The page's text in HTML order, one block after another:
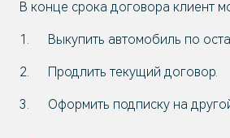
В конце срока договора клиент
Выкупить автомобиль по
Продлить текущий договор.
Оформить подписку на